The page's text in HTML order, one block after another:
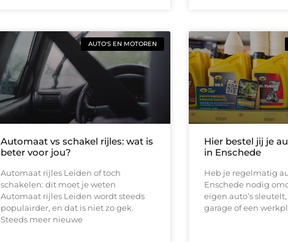
AUTO'S EN MOTOREN
Automaat vs schakel rijles: wat is
beter voor jou?
Automaat rijles Leiden of toch
schakelen: dit moet je weten
Automaat rijles Leiden wordt steeds
populairder, en dat is niet zo gek.
Steeds meer nieuwe
Hier bestel jij je
in Enschede
Heb je regelmatig
Enschede nodig
eigen auto’s
garage of een